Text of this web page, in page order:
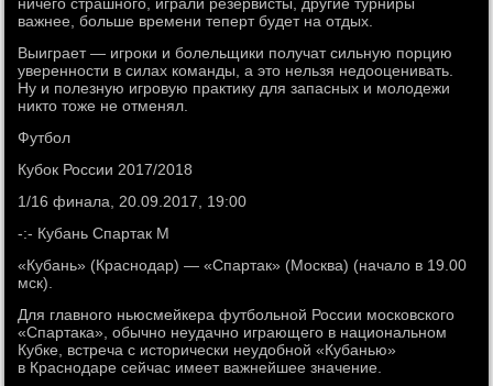
важнее, больше времени теперт будет на отдых.
Выиграет — игроки и болельщики получат сильную порцию
уверенности в силах команды, а это нельзя недооценивать.
Ну и полезную игровую практику для запасных и молодежи
никто тоже не отменял.
Футбол
Кубок России 2017/2018
1/16 финала, 20.09.2017, 19:00
-:- Кубань Спартак М
«Кубань» (Краснодар) — «Спартак» (Москва) (начало в 19.00
мск).
Для главного ньюсмейкера футбольной России московского
«Спартака», обычно неудачно играющего в национальном
Кубке, встреча с исторически неудобной «Кубанью»
в Краснодаре сейчас имеет важнейшее значение.